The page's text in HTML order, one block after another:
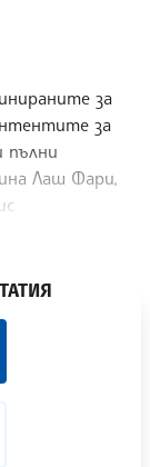
за
за
пълни
Лаш Фари,
с